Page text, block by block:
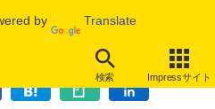
by Translate
検索 Impressサイト
撃には無防備、NRIセキュア調査